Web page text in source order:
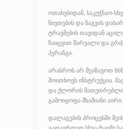
ოთახებიდან, საკუჭნაო-
ნივთების და ნაგვის
ტრავმების თავიდან
ჩაიცვით შარვალი და
პერანგი.
არასროს არ შეაზავოთ
მოითხოვს ინსტრუქცია.
და ქლორის მათეთრებლის
გამოიყოფა შხამიანი აირი.
დალაგების პროცესში